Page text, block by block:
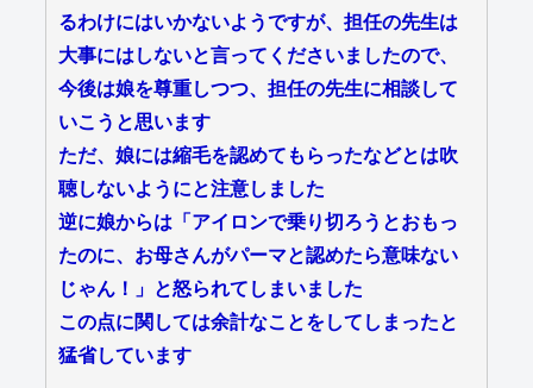
るわけにはいかないようですが、担任の先生は
大事にはしないと言ってくださいましたので、
今後は娘を尊重しつつ、担任の先生に相談して
いこうと思います
ただ、娘には縮毛を認めてもらったなどとは吹
聴しないようにと注意しました
逆に娘からは「アイロンで乗り切ろうとおもっ
たのに、お母さんがパーマと認めたら意味ない
じゃん！」と怒られてしまいました
この点に関しては余計なことをしてしまったと
猛省しています